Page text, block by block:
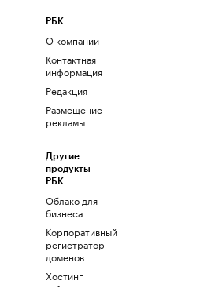
РБК
О компании
Контактная
информация
Редакция
Размещение
рекламы
Другие
продукты
РБК
Облако для
бизнеса
Корпоративный
регистратор
доменов
Хостинг